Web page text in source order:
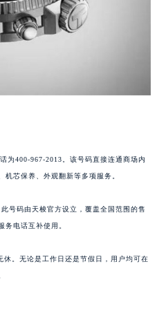
为400-967-2013。该号码直接连通商场内
芯保养、外观翻新等多项服务。
号码由天梭官方设立，覆盖全国范围的售
务电话互补使用。
。无论是工作日还是节假日，用户均可在